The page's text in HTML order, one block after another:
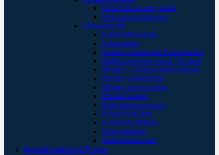
Verbandschränke gefüllt
Verbandschränke leer
Verbandstoffe
Kanülenfixierung
Kinesoptape
Kohäsive elastische Fixierbinden
Mullkompressen Steril / Unsteril
Pflaster – Wundschnellverbände
Pflaster Detektierbar
Pflaster zur Fixierung
Pflasterspender
Replantatversorgung
Schnellverbände
Schlauchverbände
Verbandtücher
Verbandpäckchen
Notfallmedizin & Praxis